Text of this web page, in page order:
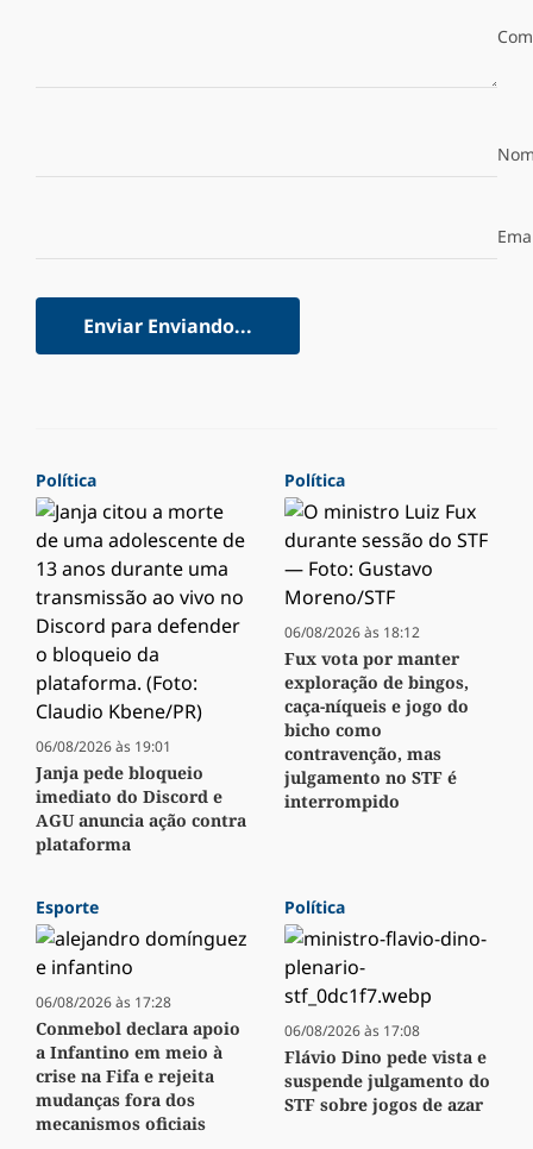
Enviar Enviando...
Política
06/08/2026 às 19:01
Janja pede bloqueio
imediato do Discord e
AGU anuncia ação contra
plataforma
Política
06/08/2026 às 18:12
Fux vota por manter
exploração de bingos,
caça-níqueis e jogo do
bicho como
contravenção, mas
julgamento no STF é
interrompido
Esporte
06/08/2026 às 17:28
Conmebol declara apoio
a Infantino em meio à
crise na Fifa e rejeita
mudanças fora dos
mecanismos oficiais
Política
06/08/2026 às 17:08
Flávio Dino pede vista e
suspende julgamento do
STF sobre jogos de azar